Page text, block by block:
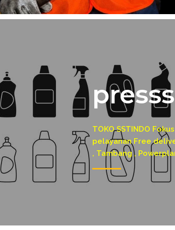
TOKO SSTINDO
pelayanan Free
, Tambang ,